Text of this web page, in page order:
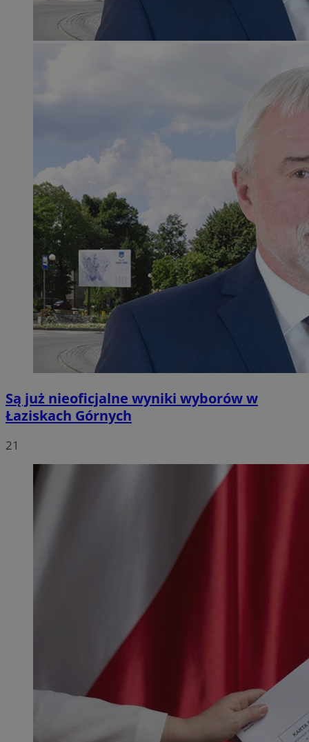
Są już nieoficjalne wyniki wyborów w
Łaziskach Górnych
21